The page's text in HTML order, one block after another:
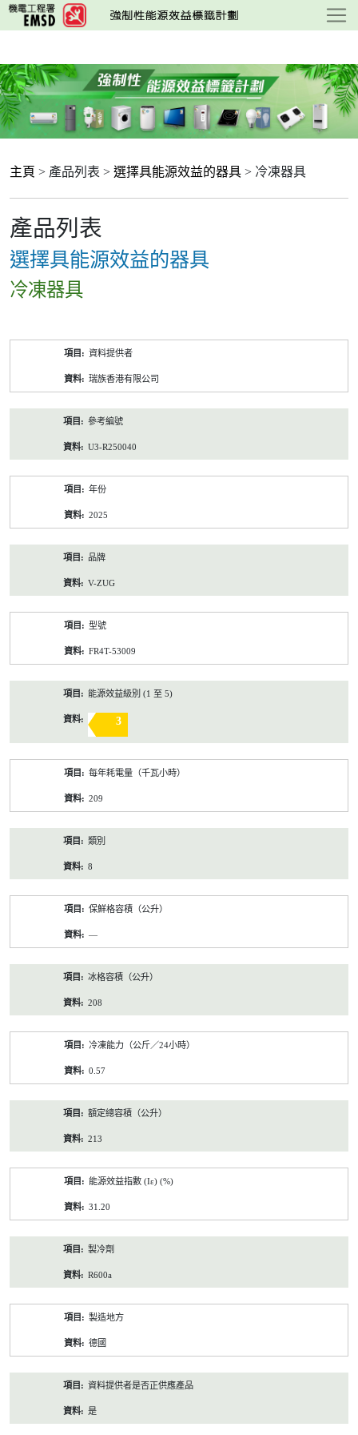
跳
至
要
內
容
主頁 > 產品列表 > 選擇具能源效益的器具 > 冷凍器具
產品列表
選擇具能源效益的器具
冷凍器具
資料提供者
瑞族香港有限公司
參考編號
U3-R250040
年份
2025
品牌
V-ZUG
型號
FR4T-53009
能源效益級別 (1 至 5)
3
每年耗電量（千瓦小時）
209
類別
8
保鮮格容積（公升）
—
冰格容積（公升）
208
冷凍能力（公斤／24小時）
0.57
額定總容積（公升）
213
能源效益指數 (Iε) (%)
31.20
製冷劑
R600a
製造地方
德國
資料提供者是否正供應產品
是